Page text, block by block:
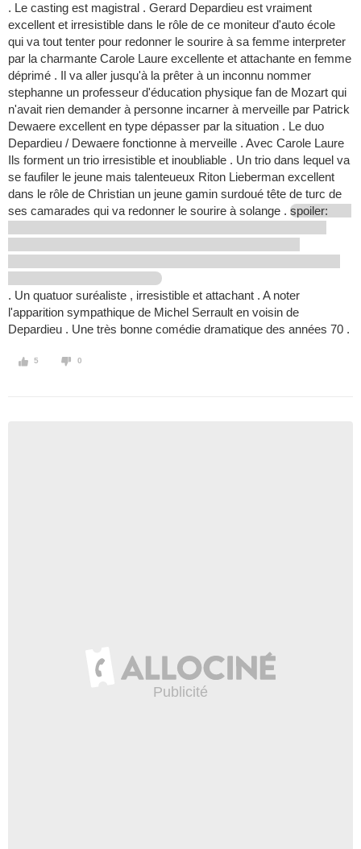
. Le casting est magistral . Gerard Depardieu est vraiment
excellent et irresistible dans le rôle de ce moniteur d'auto école
qui va tout tenter pour redonner le sourire à sa femme interpreter
par la charmante Carole Laure excellente et attachante en femme
déprimé . Il va aller jusqu'à la prêter à un inconnu nommer
stephanne un professeur d'éducation physique fan de Mozart qui
n'avait rien demander à personne incarner à merveille par Patrick
Dewaere excellent en type dépasser par la situation . Le duo
Depardieu / Dewaere fonctionne à merveille . Avec Carole Laure
Ils forment un trio irresistible et inoubliable . Un trio dans lequel va
se faufiler le jeune mais talenteueux Riton Lieberman excellent
dans le rôle de Christian un jeune gamin surdoué tête de turc de
ses camarades qui va redonner le sourire à solange . spoiler:
. Un quatuor suréaliste , irresistible et attachant . A noter
l'apparition sympathique de Michel Serrault en voisin de
Depardieu . Une très bonne comédie dramatique des années 70 .
5 0